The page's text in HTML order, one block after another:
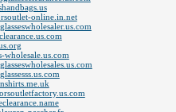
online.in.net
wholesale.us.com